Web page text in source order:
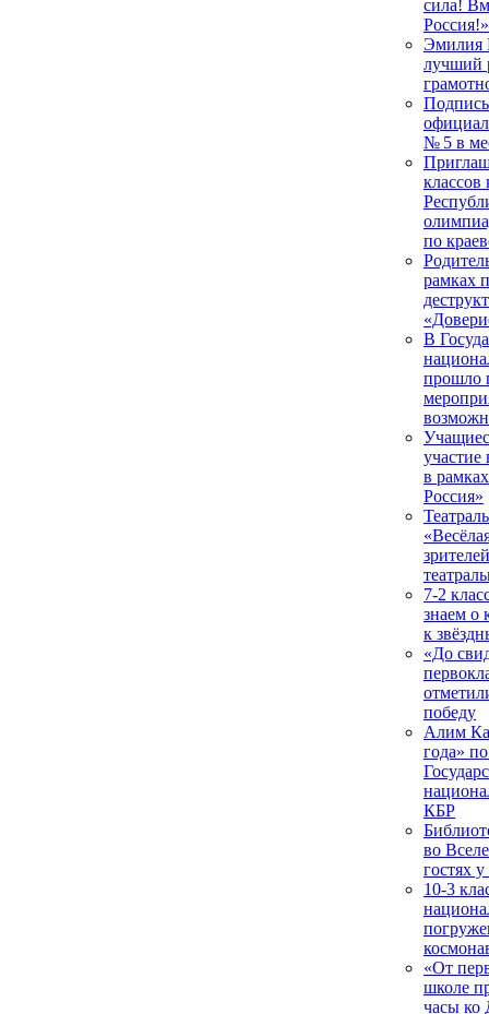
сила!
Россия!»
Эмилия
лучший
№ 5 в
классов
по
рамках
В
прошло
в
Россия»
7-2
знаем о
к
«До
победу
Алим
года»
КБР
во
гостях
10-3
«От
школе
часы ко